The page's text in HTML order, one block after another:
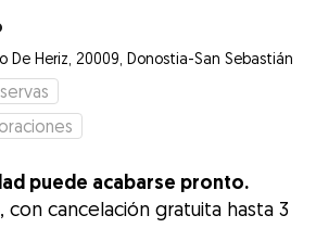
De Heriz, 20009, Donostia-San Sebastián
puede acabarse pronto.
con cancelación gratuita hasta 3